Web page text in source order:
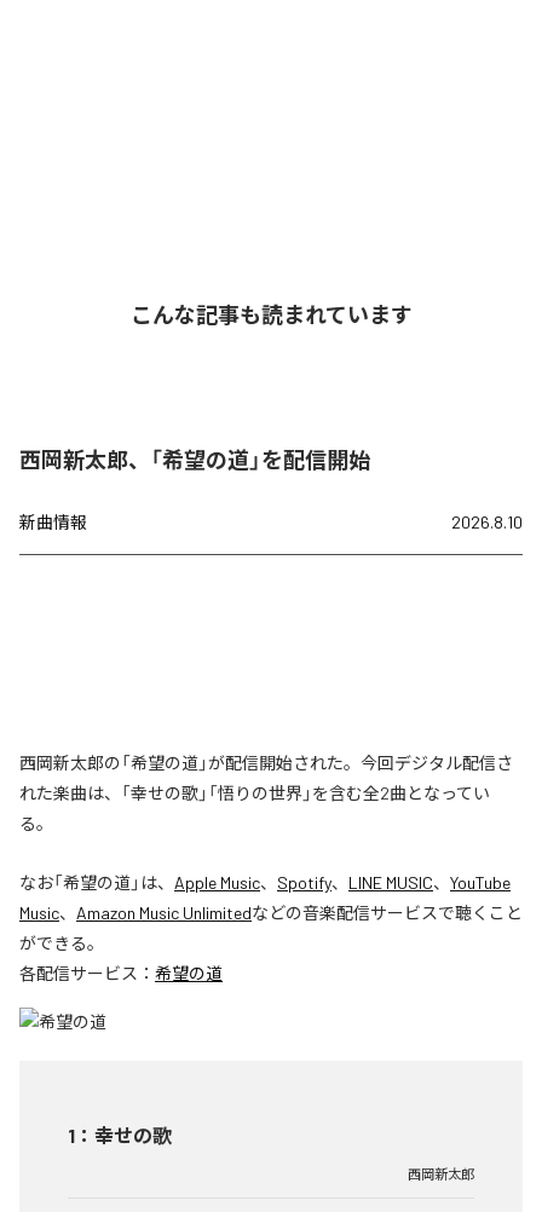
こんな記事も読まれています
西岡新太郎、「希望の道」を配信開始
新曲情報 2026.8.10
西岡新太郎の「希望の道」が配信開始された。今回デジタル配信さ
れた楽曲は、「幸せの歌」「悟りの世界」を含む全2曲となってい
る。
なお「希望の道」は、 Apple Music、 Spotify、 LINE MUSIC、 YouTube
Music、 Amazon Music Unlimitedなどの音楽配信サービスで聴くこと
ができる。
各配信サービス： 希望の道
1 ： 幸せの歌
西岡新太郎